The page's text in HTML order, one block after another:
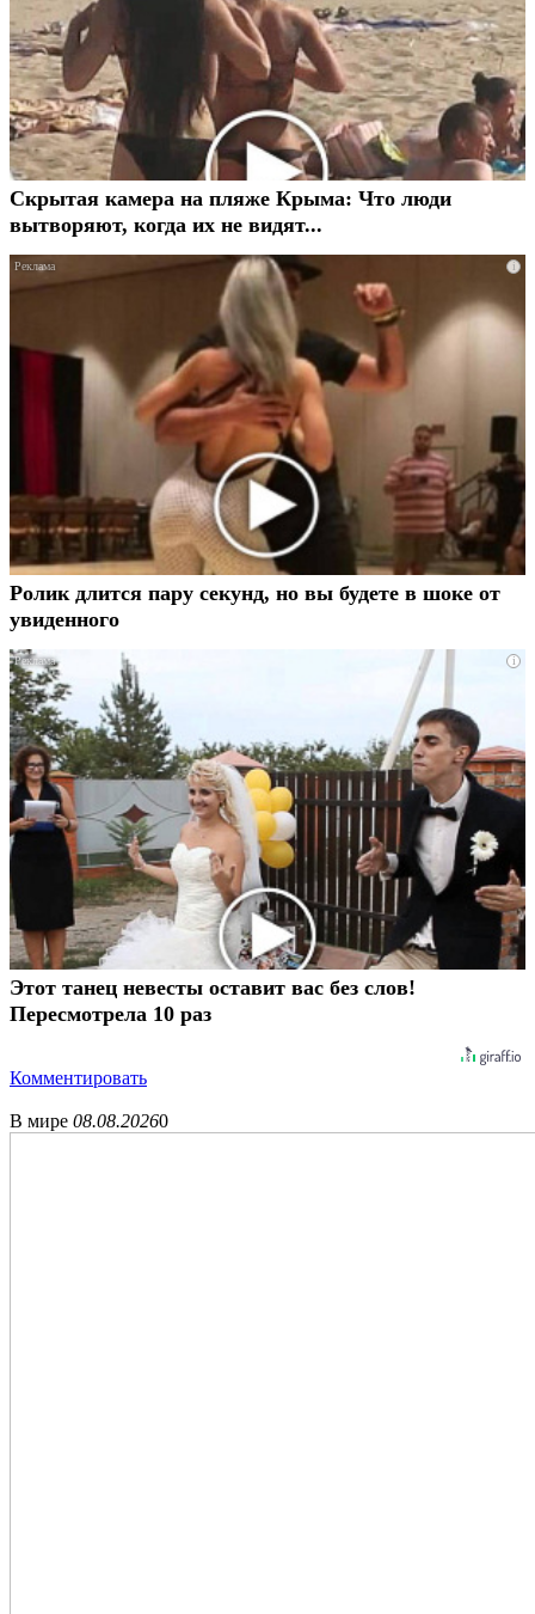
Скрытая камера на пляже Крыма: Что люди
вытворяют, когда их не видят...
i
Ролик длится пару секунд, но вы будете в шоке от
увиденного
i
Этот танец невесты оставит вас без слов!
Пересмотрела 10 раз
Комментировать
В мире 08.08.20260